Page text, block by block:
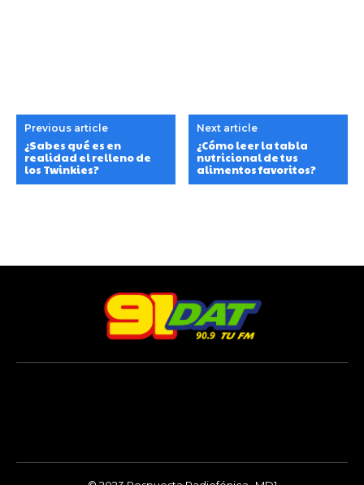
Previous article
¿Sabes qué es en
realidad el relleno de
los Twinkies?
Next article
¿Cómo leer la tabla
nutricional de tus
alimentos favoritos?